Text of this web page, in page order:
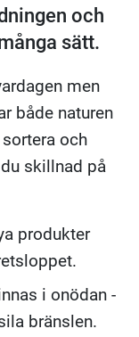
och
sätt.
men
både naturen
och
skillnad på
produkter
i onödan -
bränslen.